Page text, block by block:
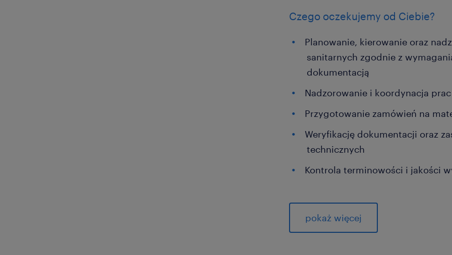
Czego oczekujemy od Ciebie?
Planowanie, kierowanie oraz
sanitarnych zgodnie z
dokumentacją
Nadzorowanie i koordynacja
Przygotowanie zamówień na
Weryfikację dokumentacji oraz
technicznych
Kontrola terminowości i jakości
Czego możesz od nas oczekiwać?
pokaż więcej